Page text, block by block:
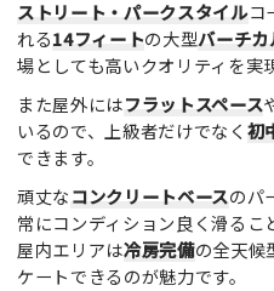
ストリート・パークスタイルコ
れる14フィートの大型バーチ
場としても高いクオリティを実
また屋外にはフラットスペース
いるので、上級者だけでなく 初
できます。
頑丈なコンクリートベースのパ
常にコンディション良く滑るこ
屋内エリアは冷房完備の全天候
ケートできるのが魅力です。